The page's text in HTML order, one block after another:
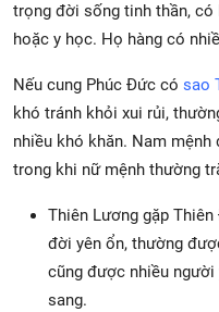
trọng đời sống tinh thần, có
hoặc y học. Họ hàng có
Nếu cung Phúc Đức có sao
khó tránh khỏi xui rủi,
nhiều khó khăn. Nam
trong khi nữ mệnh thường
Thiên Lương gặp
đời yên ổn, thường
cũng được nhiều
sang.